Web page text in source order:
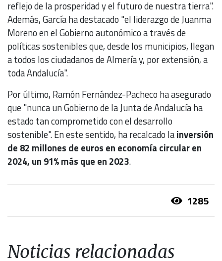
reflejo de la prosperidad y el futuro de nuestra tierra".
Además, García ha destacado "el liderazgo de Juanma
Moreno en el Gobierno autonómico a través de
políticas sostenibles que, desde los municipios, llegan
a todos los ciudadanos de Almería y, por extensión, a
toda Andalucía".
Por último, Ramón Fernández-Pacheco ha asegurado
que "nunca un Gobierno de la Junta de Andalucía ha
estado tan comprometido con el desarrollo
sostenible". En este sentido, ha recalcado lainversión
de 82 millones de euros en economía circular en
2024, un 91% más que en 2023.
1285
Noticias relacionadas